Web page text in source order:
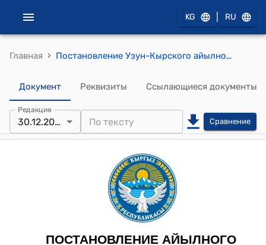
KG RU
Главная › Постановление Узун-Кырского айылного кенеша от 30 декабря 2024 года № 18/II "О внесении изменений в постановление №11/II от 18.12.2024-года “Об одобрении проекта “Капитальный ремонт кровли здания Дворца Молодежи”
Документ Реквизиты Ссылающиеся документы
Редакция
30.12.2024 Сравнение